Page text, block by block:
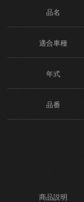
品名
適合車種
年式
品番
商品説明